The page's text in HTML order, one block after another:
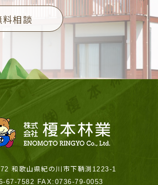
料相談
和歌山県紀の川市下鞆渕1223-1
67-7582 FAX:0736-79-0053